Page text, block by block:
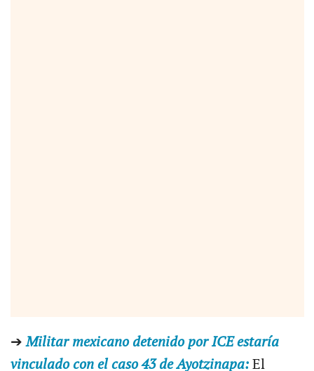
➔Militar mexicano detenido por ICE estaría
vinculado con el caso 43 de Ayotzinapa:El